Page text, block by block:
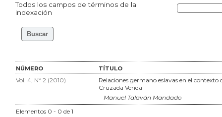
Todos los campos de términos de la
indexación
NÚMERO TÍTULO
Vol. 4, Nº 2 (2010)
Relaciones germano eslavas en el contexto
Cruzada Venda
Manuel Talaván Mandado
Elementos 0 - 0 de 1